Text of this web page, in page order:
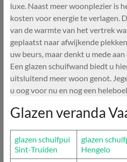
luxe. Naast meer woonplezier is
kosten voor energie te verlagen.
van de warmte van het vertrek
geplaatst naar afwijkende
uw beurs, maar denkt u mede
Een glazen schuifwand biedt u
uitsluitend meer woon genot.
u oog voor nu en nog een
Glazen veranda
glazen schuifpui
Sint-Truiden
glazen
Hengelo